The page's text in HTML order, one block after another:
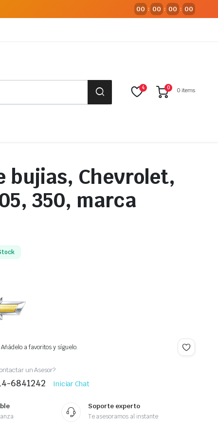
00 : 00 : 00 : 00
4 0 0 items
bujias, Chevrolet,
350, marca
a favoritos y síguelo.
un Asesor?
6841242 Iniciar Chat
Soporte experto
Te asesoramos al instante